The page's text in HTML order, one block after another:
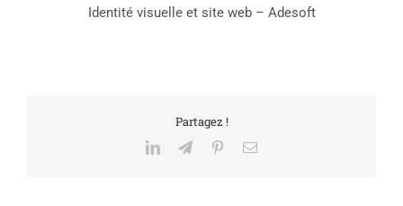
Identité visuelle et site web – Adesoft
Partagez !
LinkedInTelegramPinterestEmail